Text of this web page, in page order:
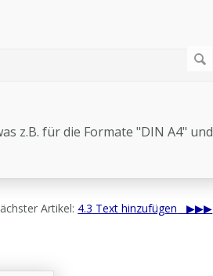
z.B. für die Formate "DIN A4" und
Artikel: 4.3 Text hinzufügen